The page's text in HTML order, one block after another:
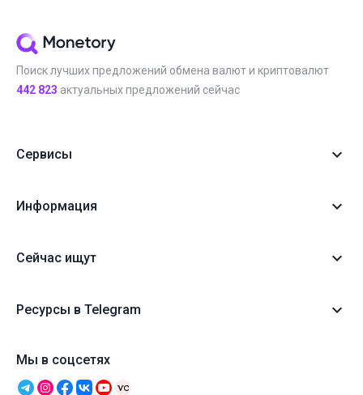
Поиск лучших предложений обмена валют и криптовалют
442 823 актуальных предложений сейчас
Сервисы
Информация
Сейчас ищут
Ресурсы в Telegram
Мы в соцсетях